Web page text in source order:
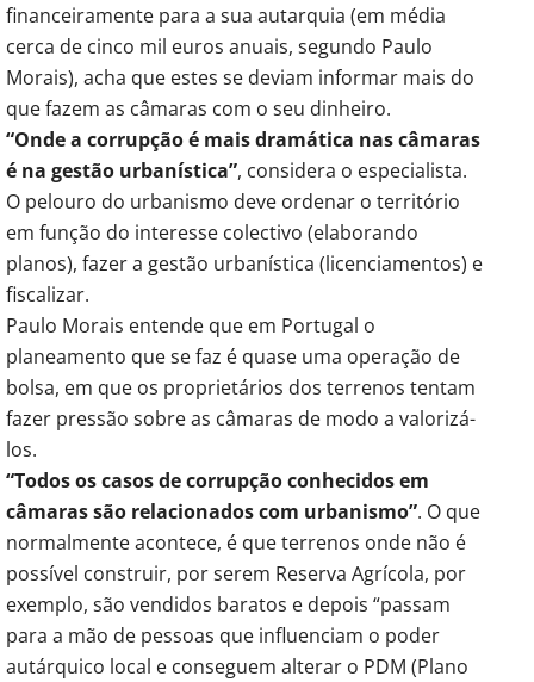
financeiramente para a sua autarquia (em média
cerca de cinco mil euros anuais, segundo Paulo
Morais), acha que estes se deviam informar mais do
que fazem as câmaras com o seu dinheiro.
“Onde a corrupção é mais dramática nas câmaras
é na gestão urbanística”, considera o especialista.
O pelouro do urbanismo deve ordenar o território
em função do interesse colectivo (elaborando
planos), fazer a gestão urbanística (licenciamentos) e
fiscalizar.
Paulo Morais entende que em Portugal o
planeamento que se faz é quase uma operação de
bolsa, em que os proprietários dos terrenos tentam
fazer pressão sobre as câmaras de modo a valorizá-
los.
“Todos os casos de corrupção conhecidos em
câmaras são relacionados com urbanismo”. O que
normalmente acontece, é que terrenos onde não é
possível construir, por serem Reserva Agrícola, por
exemplo, são vendidos baratos e depois “passam
para a mão de pessoas que influenciam o poder
autárquico local e conseguem alterar o PDM (Plano